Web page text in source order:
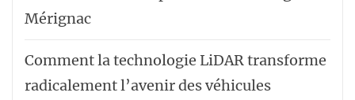
Mérignac
Comment la technologie LiDAR transforme
radicalement l’avenir des véhicules